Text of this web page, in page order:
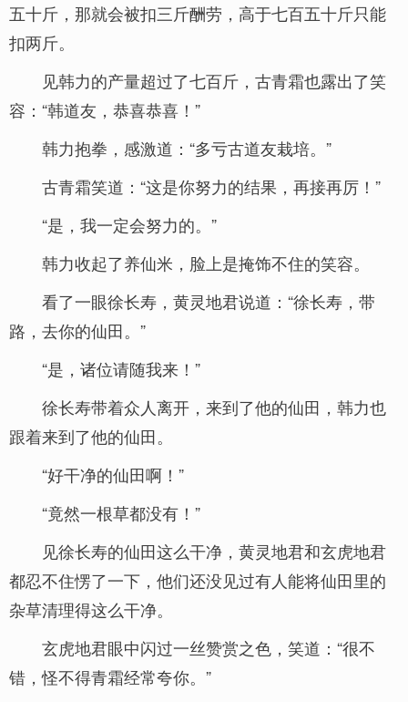
五十斤，那就会被扣三斤酬劳，高于七百五十斤只能
扣两斤。
见韩力的产量超过了七百斤，古青霜也露出了笑
容：“韩道友，恭喜恭喜！”
韩力抱拳，感激道：“多亏古道友栽培。”
古青霜笑道：“这是你努力的结果，再接再厉！”
“是，我一定会努力的。”
韩力收起了养仙米，脸上是掩饰不住的笑容。
看了一眼徐长寿，黄灵地君说道：“徐长寿，带
路，去你的仙田。”
“是，诸位请随我来！”
徐长寿带着众人离开，来到了他的仙田，韩力也
跟着来到了他的仙田。
“好干净的仙田啊！”
“竟然一根草都没有！”
见徐长寿的仙田这么干净，黄灵地君和玄虎地君
都忍不住愣了一下，他们还没见过有人能将仙田里的
杂草清理得这么干净。
玄虎地君眼中闪过一丝赞赏之色，笑道：“很不
错，怪不得青霜经常夸你。”